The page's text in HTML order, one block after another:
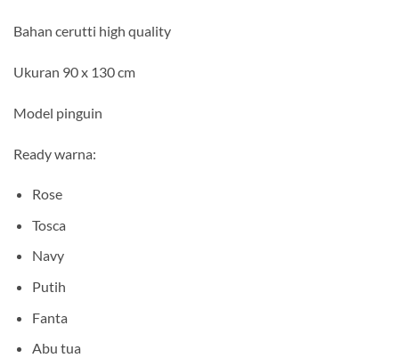
Bahan cerutti high quality
Ukuran 90 x 130 cm
Model pinguin
Ready warna:
Rose
Tosca
Navy
Putih
Fanta
Abu tua